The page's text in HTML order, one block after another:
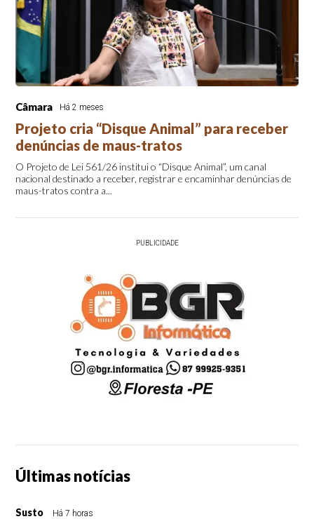
Câmara Há 2 meses
Projeto cria “Disque Animal” para receber
denúncias de maus-tratos
O Projeto de Lei 561/26 institui o “Disque Animal”, um canal
nacional destinado a receber, registrar e encaminhar denúncias de
maus-tratos contra a...
PUBLICIDADE
Últimas notícias
Susto Há 7 horas